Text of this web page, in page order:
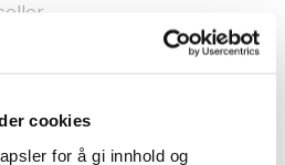
cookies
for å gi innhold og
Inneholder markører som
Benytter DuraClone tørr
forbedret arbeidsflyt og